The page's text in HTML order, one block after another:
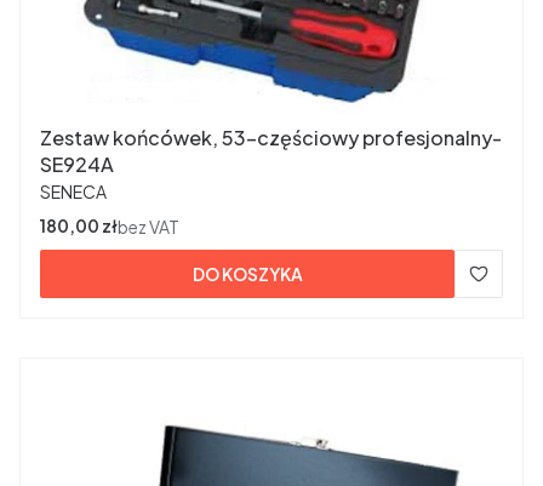
Zestaw końcówek, 53-częściowy profesjonalny-
SE924A
PRODUCENT
SENECA
Cena
180,00 złbez VAT
DO KOSZYKA